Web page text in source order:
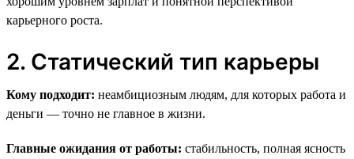
карьерного роста.
2. Статический тип карьеры
Кому подходит: неамбициозным людям, для которых работа и
деньги — точно не главное в жизни.
Главные ожидания от работы: стабильность, полная ясность